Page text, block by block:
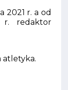
2021 r. a od
r. redaktor
atletyka.